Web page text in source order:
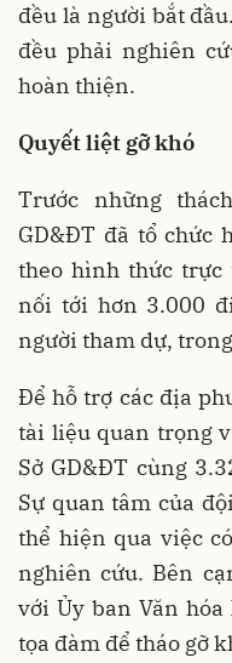
đều là người bắt
đều phải nghiên
hoàn thiện.
Quyết liệt gỡ khó
Trước những
GD&ĐT đã tổ chức
theo hình thức
nối tới hơn 3.000
người tham dự,
Để hỗ trợ các địa
tài liệu quan trọng
Sở GD&ĐT cùng
Sự quan tâm của
thể hiện qua việc
nghiên cứu. Bên
với Ủy ban Văn
tọa đàm để tháo gỡ